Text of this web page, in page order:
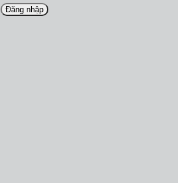
Đăng nhập